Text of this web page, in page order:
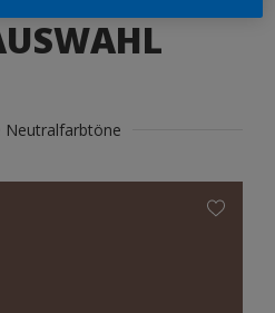
Neutralfarbtöne